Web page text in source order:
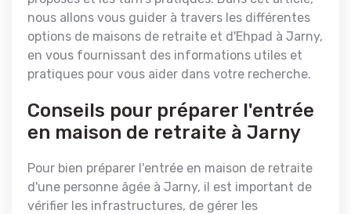
nous allons vous guider à travers les différentes
options de maisons de retraite et d'Ehpad à Jarny,
en vous fournissant des informations utiles et
pratiques pour vous aider dans votre recherche.
Conseils pour préparer l'entrée
en maison de retraite à Jarny
Pour bien préparer l'entrée en maison de retraite
d'une personne âgée à Jarny, il est important de
vérifier les infrastructures, de gérer les